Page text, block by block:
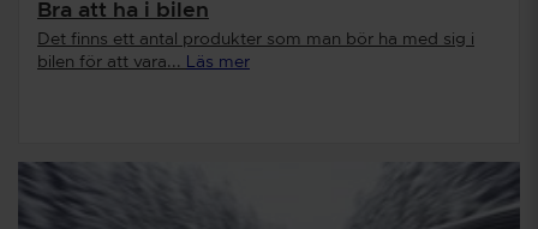
Bra att ha i bilen
Det finns ett antal produkter som man bör ha med sig i
bilen för att vara...
Läs mer